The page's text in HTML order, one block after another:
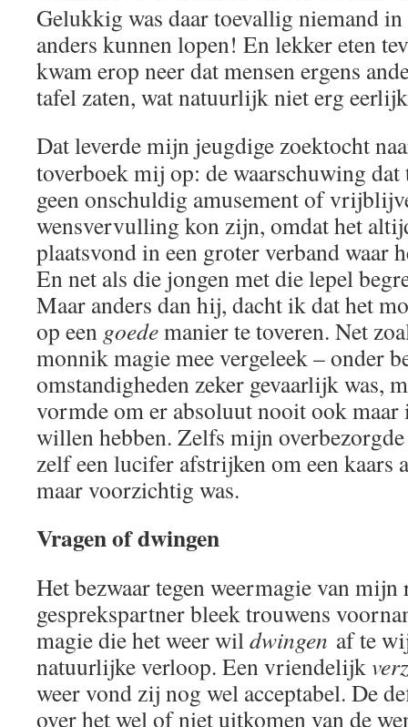
Gelukkig was daar toevallig niemand
anders kunnen lopen! En lekker eten
kwam erop neer dat mensen ergens
tafel zaten, wat natuurlijk niet erg
Dat leverde mijn jeugdige zoektocht
toverboek mij op: de waarschuwing dat
geen onschuldig amusement of
wensvervulling kon zijn, omdat het
plaatsvond in een groter verband waar
En net als die jongen met die lepel
Maar anders dan hij, dacht ik dat het
op een goedemanier te toveren. Net
monnik magie mee vergeleek – onder
omstandigheden zeker gevaarlijk was,
vormde om er absoluut nooit ook maar
willen hebben. Zelfs mijn
zelf een lucifer afstrijken om een kaars
maar voorzichtig was.
Vragen of dwingen
Het bezwaar tegen weermagie van mijn
gesprekspartner bleek trouwens
magie die het weer wildwingen af te
natuurlijke verloop. Een vriendelijk
weer vond zij nog wel acceptabel. De
over het wel of niet uitkomen van de